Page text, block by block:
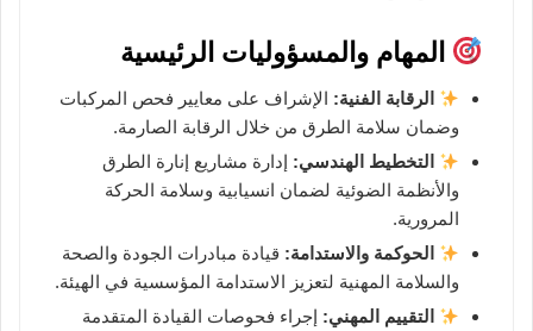
المهام والمسؤوليات الرئيسية
الرقابة الفنية: الإشراف على معايير فحص المركبات
وضمان سلامة الطرق من خلال الرقابة الصارمة.
التخطيط الهندسي: إدارة مشاريع إنارة الطرق
والأنظمة الضوئية لضمان انسيابية وسلامة الحركة
المرورية.
الحوكمة والاستدامة: قيادة مبادرات الجودة والصحة
والسلامة المهنية لتعزيز الاستدامة المؤسسية في الهيئة.
التقييم المهني: إجراء فحوصات القيادة المتقدمة